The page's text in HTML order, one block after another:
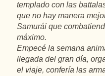
templado con las
que no hay manera
Samurái que
máximo.
Empecé la semana
llegada del gran día,
el viaje, confería las